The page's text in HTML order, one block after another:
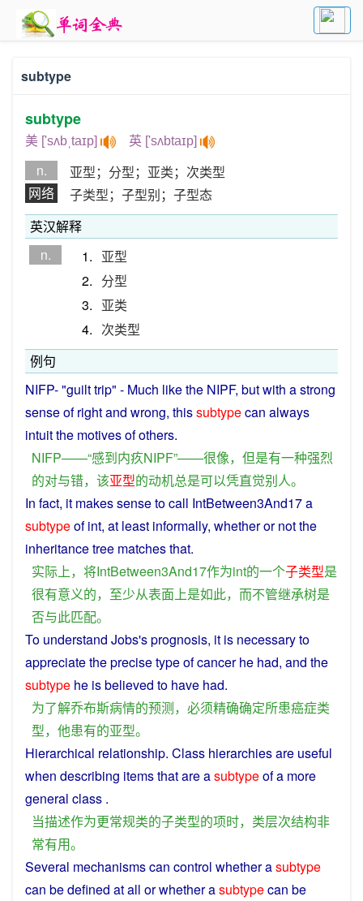
subtype
subtype
美 ['sʌbˌtaɪp] 英 ['sʌbtaɪp]
n.
亚型；分型；亚类；次类型
网络
子类型；子型别；子型态
英汉解释
n.
1. 亚型
2. 分型
3. 亚类
4. 次类型
例句
NIFP- "guilttrip" - Much likethe NIPF, butwith astrong
senseof rightand wrong, thissubtypecan always
intuitthe motivesofothers.
NIFP——“感到内疚NIPF”——很像， 但是有一种强烈
的对与错， 该亚型的动机总是可以凭直觉别人。
In fact, it makessenseto call IntBetween3And17 a
subtypeof int, at least informally, whetherornotthe
inheritancetree matchesthat.
实际上， 将IntBetween3And17作为int的一个子类型是
很有意义的， 至少从表面上是如此， 而不管继承树是
否与此匹配。
To understand Jobs'sprognosis, it is necessaryto
appreciate theprecisetypeofcancerhe had, and the
subtype he is believed to have had.
为了解乔布斯病情的预测， 必须精确确定所患癌症类
型， 他患有的亚型。
Hierarchical relationship. Class hierarchiesare useful
when describing items that areasubtypeof a more
general class .
当描述作为更常规类的子类型的项时， 类层次结构非
常有用。
Several mechanismscan control whetherasubtype
can bedefined at all orwhether asubtypecan be